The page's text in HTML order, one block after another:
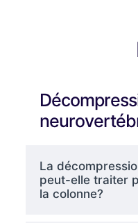
La
peut-elle traiter
la colonne?